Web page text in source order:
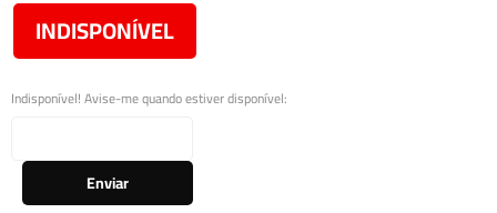
INDISPONÍVEL
Indisponível! Avise-me quando estiver disponível:
Enviar